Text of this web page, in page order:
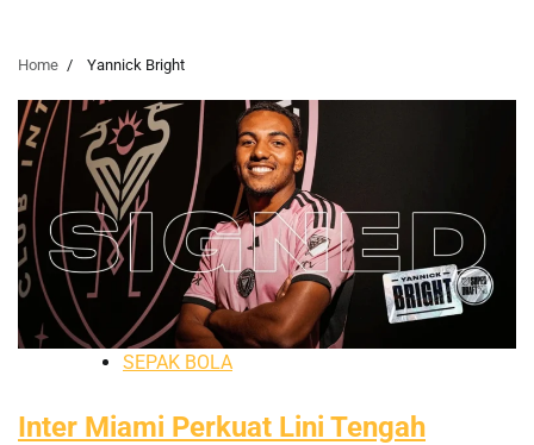
Home Yannick Bright
SEPAK BOLA
Inter Miami Perkuat Lini Tengah